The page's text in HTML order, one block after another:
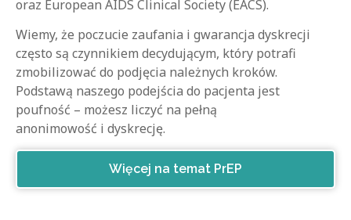
oraz European AIDS Clinical Society (EACS).
Wiemy, że poczucie zaufania i gwarancja dyskrecji
często są czynnikiem decydującym, który potrafi
zmobilizować do podjęcia należnych kroków.
Podstawą naszego podejścia do pacjenta jest
poufność – możesz liczyć na pełną
anonimowość i dyskrecję.
Więcej na temat PrEP